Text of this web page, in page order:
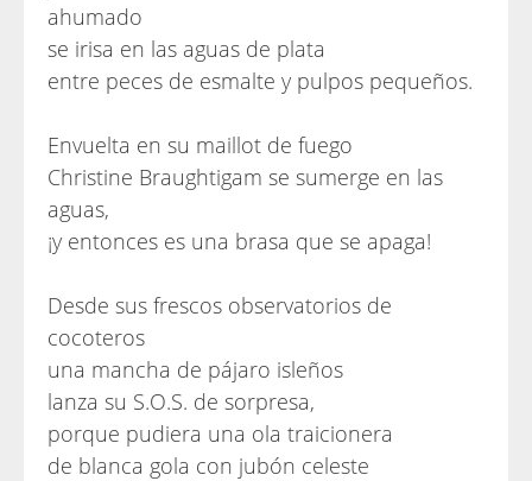
ahumado
se irisa en las aguas de plata
entre peces de esmalte y pulpos pequeños.
Envuelta en su maillot de fuego
Christine Braughtigam se sumerge en las
aguas,
¡y entonces es una brasa que se apaga!
Desde sus frescos observatorios de
cocoteros
una mancha de pájaro isleños
lanza su S.O.S. de sorpresa,
porque pudiera una ola traicionera
de blanca gola con jubón celeste